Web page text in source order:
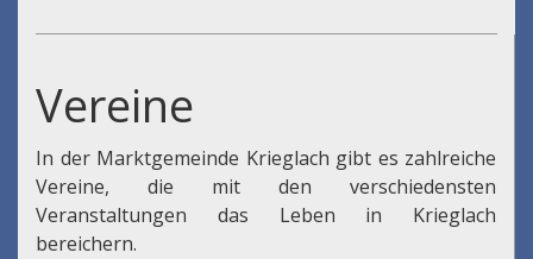
Vereine
In der Marktgemeinde Krieglach gibt es zahlreiche
Vereine, die mit den verschiedensten
Veranstaltungen das Leben in Krieglach
bereichern.